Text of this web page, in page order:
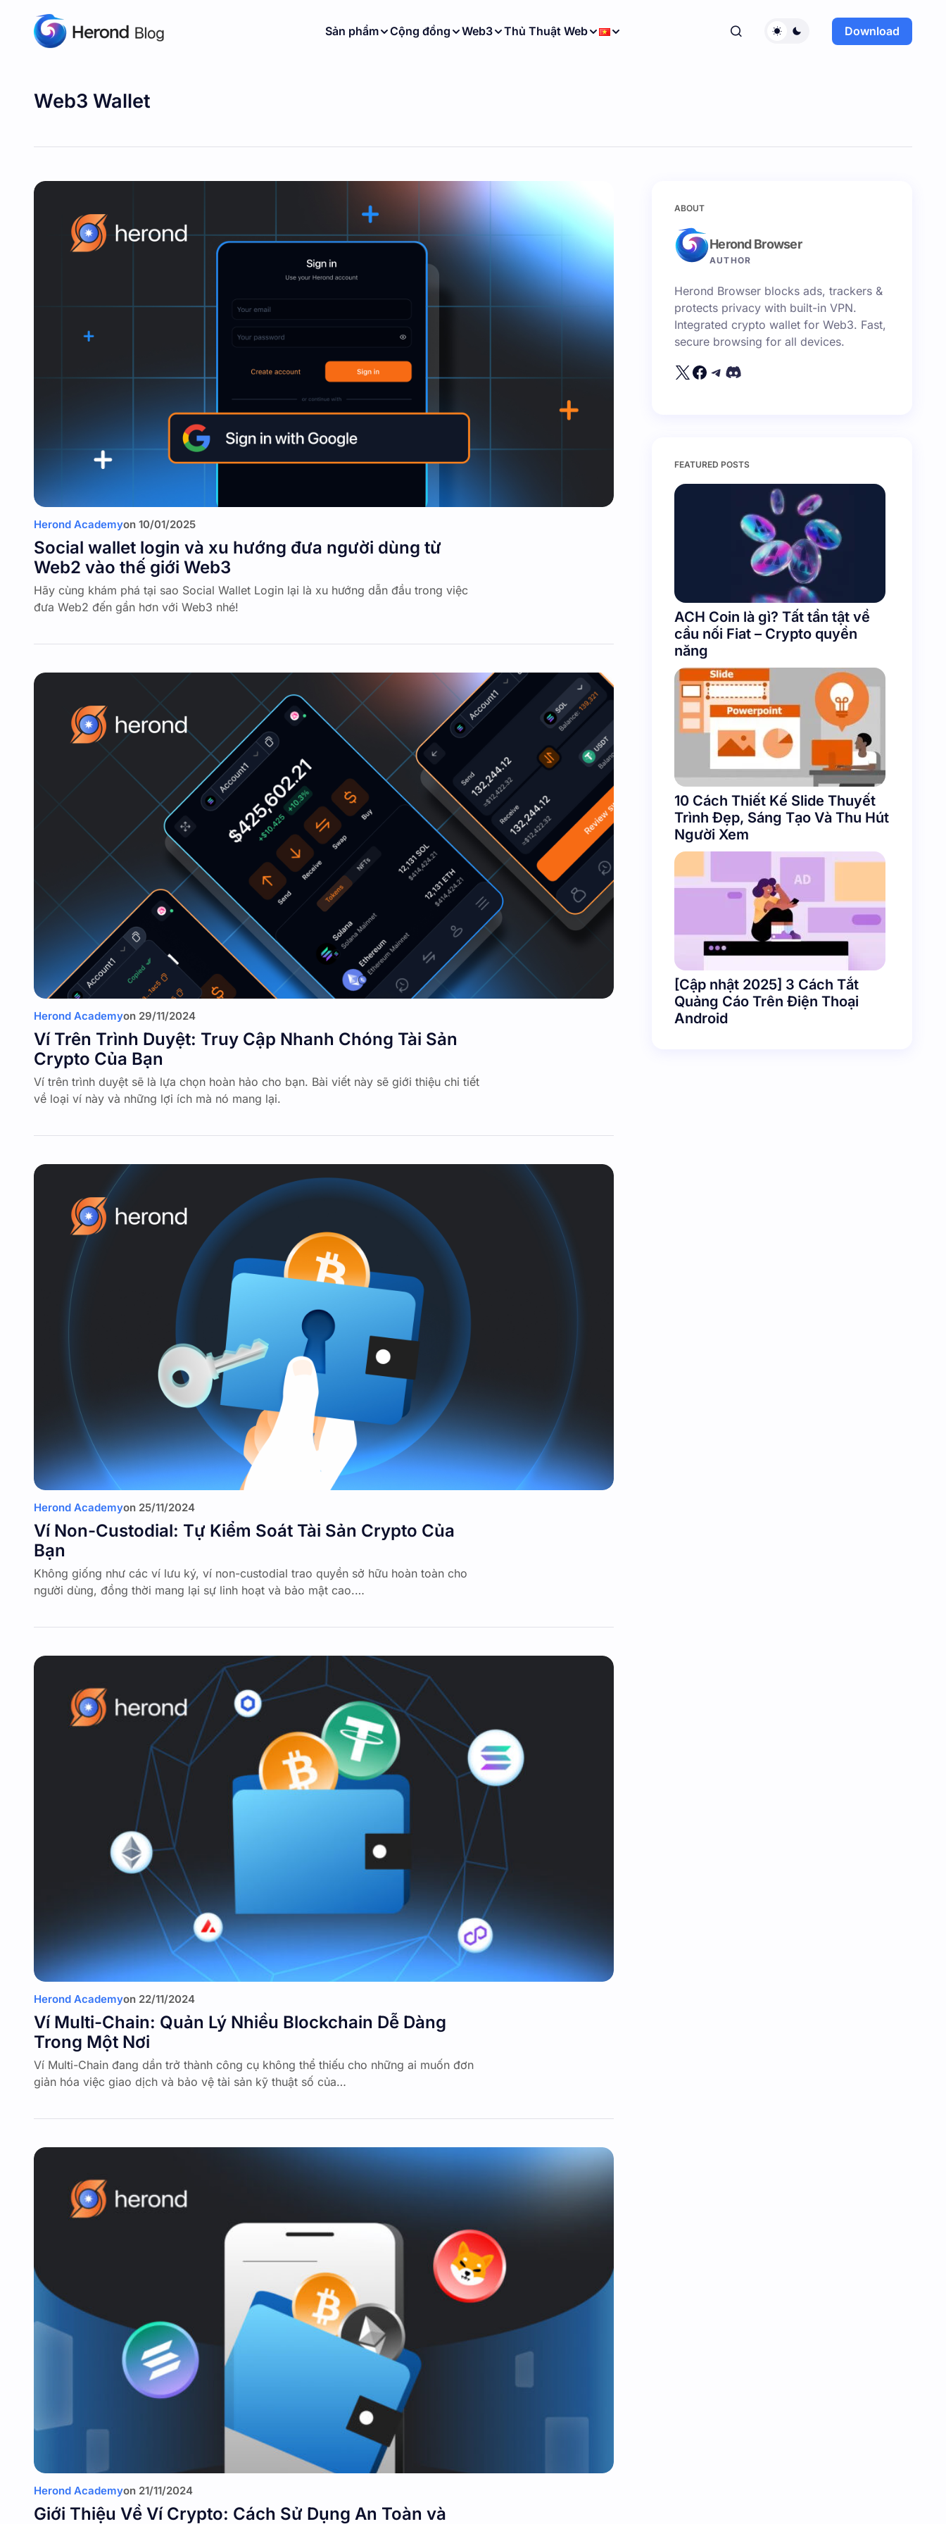
Sản phẩm Cộng đồng Web3 Thủ Thuật Web Download
Web3 Wallet
Herond Academyon 10/01/2025
Social wallet login và xu hướng đưa người dùng từ
Web2 vào thế giới Web3
Hãy cùng khám phá tại sao Social Wallet Login lại là xu hướng dẫn đầu trong việc
đưa Web2 đến gần hơn với Web3 nhé!
Herond Academyon 29/11/2024
Ví Trên Trình Duyệt: Truy Cập Nhanh Chóng Tài Sản
Crypto Của Bạn
Ví trên trình duyệt sẽ là lựa chọn hoàn hảo cho bạn. Bài viết này sẽ giới thiệu chi tiết
về loại ví này và những lợi ích mà nó mang lại.
Herond Academyon 25/11/2024
Ví Non-Custodial: Tự Kiểm Soát Tài Sản Crypto Của
Bạn
Không giống như các ví lưu ký, ví non-custodial trao quyền sở hữu hoàn toàn cho
người dùng, đồng thời mang lại sự linh hoạt và bảo mật cao.…
Herond Academyon 22/11/2024
Ví Multi-Chain: Quản Lý Nhiều Blockchain Dễ Dàng
Trong Một Nơi
Ví Multi-Chain đang dần trở thành công cụ không thể thiếu cho những ai muốn đơn
giản hóa việc giao dịch và bảo vệ tài sản kỹ thuật số của…
Herond Academyon 21/11/2024
Giới Thiệu Về Ví Crypto: Cách Sử Dụng An Toàn và
ABOUT
Herond Browser
AUTHOR
Herond Browser blocks ads, trackers &
protects privacy with built-in VPN.
Integrated crypto wallet for Web3. Fast,
secure browsing for all devices.
FEATURED POSTS
ACH Coin là gì? Tất tần tật về
cầu nối Fiat – Crypto quyền
năng
10 Cách Thiết Kế Slide Thuyết
Trình Đẹp, Sáng Tạo Và Thu Hút
Người Xem
[Cập nhật 2025] 3 Cách Tắt
Quảng Cáo Trên Điện Thoại
Android